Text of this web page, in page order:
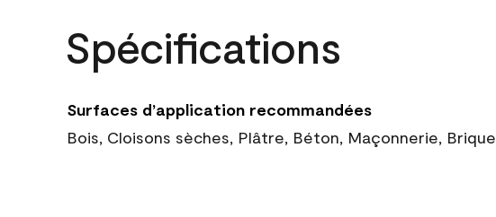
Spécifications
Surfaces d’application recommandées
Bois, Cloisons sèches, Plâtre, Béton, Maçonnerie, Brique